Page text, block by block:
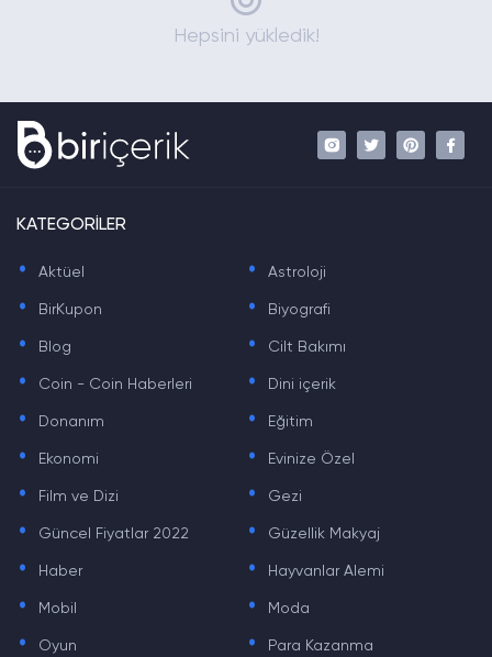
Hepsini yükledik!
KATEGORİLER
. Aktüel . Astroloji
. BirKupon . Biyografi
. Blog . Cilt Bakımı
. Coin - Coin Haberleri . Dini içerik
. Donanım . Eğitim
. Ekonomi . Evinize Özel
. Film ve Dizi . Gezi
. Güncel Fiyatlar 2022 . Güzellik Makyaj
. Haber . Hayvanlar Alemi
. Mobil . Moda
. Oyun . Para Kazanma